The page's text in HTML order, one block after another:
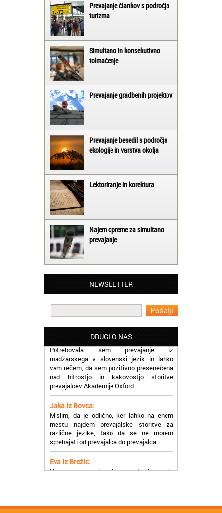
Prevajanje člankov s področja
turizma
Simultano in konsekutivno
tolmačenje
Prevajanje gradbenih projektov
Prevajanje besedil s področja
ekologije in varstva okolja
Lektoriranje in korektura
Najem opreme za simultano
prevajanje
NEWSLETTER
DRUGI O NAS
Matjaž iz Ajdovščine:
Lahko pohvalim vse zaposlene v Akademiji
Oxford, ker so resnično profesionalni in
prevajalske storitve opravljajo hitro in
Martina iz Bleda:
madžarskega v slovenski jezik in lahko
vam rečem, da sem pozitivno presenečena
nad hitrostjo in kakovostjo storitve
prevajalcev Akademije Oxford.
Jaka iz Bovca:
Mislim, da je odlično, ker lahko na enem
mestu najdem prevajalske storitve za
različne jezike, tako da se ne morem
sprehajati od prevajalca do prevajalca.
Eva iz Brežic:
Nujno sem potrebovala prevod v francoski
jezik, na spletu sem našla Oxford, jih